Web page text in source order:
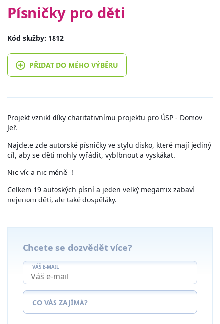
Písničky pro děti
Kód služby: 1812
PŘIDAT DO MÉHO VÝBĚRU
Projekt vznikl díky charitativnímu projektu pro ÚSP - Domov
Jeř.
Najdete zde autorské písničky ve stylu disko, které mají jediný
cíl, aby se děti mohly vyřádit, vyblbnout a vyskákat.
Nic víc a nic méně !
Celkem 19 autoských písní a jeden velký megamix zabaví
nejenom děti, ale také dospěláky.
Chcete se dozvědět více?
VÁŠ E-MAIL
CO VÁS ZAJÍMÁ?